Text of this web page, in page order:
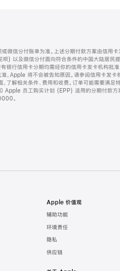
微信分付账单为准。上述分期付款方案由信用卡
) 以及微信分付面向符合条件的中国大陆居民提
行信用卡分期均需经你的信用卡发卡机构批准
，Apple 将不会被告知原因。请参阅信用卡发卡
了解相关条件、费用和收费。订单可能需要满足
Apple 员工购买计划 (EPP) 适用的分期付款方
。
Apple 价值观
辅助功能
环境责任
隐私
供应链